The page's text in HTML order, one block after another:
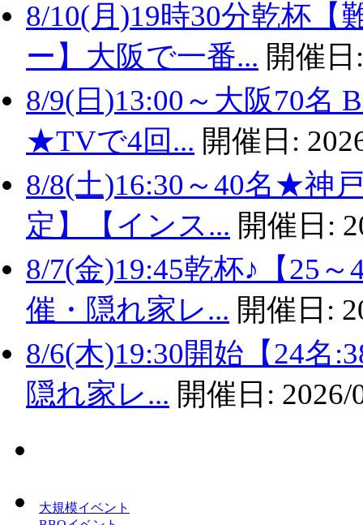
8/10(月)19時30分乾杯【
ー】大阪で一番... 開催
8/9(日)13:00～大阪70名
★TVで4回... 開催日:
8/8(土)16:30～40名★神
定】【インス... 開催日:
8/7(金)19:45乾杯♪【25
催・隠れ家レ... 開催日:
8/6(木)19:30開始【24名
隠れ家レ... 開催日: 2026/
大規模イベント